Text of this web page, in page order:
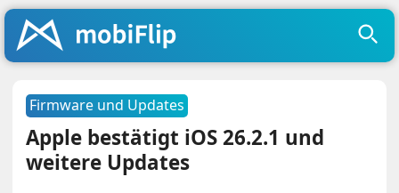
Firmware und Updates
Apple bestätigt iOS 26.2.1 und
weitere Updates